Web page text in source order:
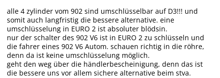
alle 4 zylinder vom 902 sind umschlüsselbar auf D3!!! und
somit auch langfristig die bessere alternative. eine
umschlüsselung in EURO 2 ist absoluter blödsin.
nur der schalter des 902 V6 ist in EURO 2 zu schlüsseln und
die fahrer eines 902 V6 Autom. schauen richtig in die röhre,
denn da ist keine umschlüsselung möglich.
geht den weg über die händlerbescheinigung, denn das ist
die bessere uns vor allem sichere alternative beim stva.